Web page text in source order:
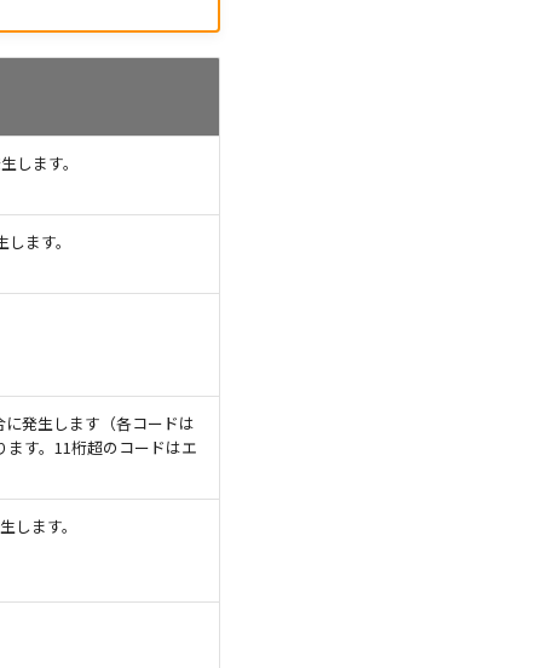
します。
ます。
発生します（各コードは
す。11桁超のコードはエ
ます。